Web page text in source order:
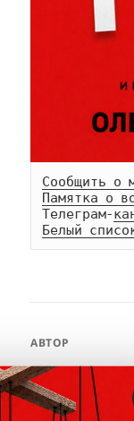
Сообщить о
Памятка о
Телеграм-
Белый
АВТОР
Вкладер
С 2014 года
потерь